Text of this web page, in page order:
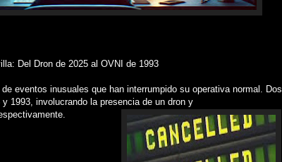
Del Dron de 2025 al OVNI de 1993
eventos inusuales que han interrumpido su operativa normal. Dos
1993, involucrando la presencia de un dron y